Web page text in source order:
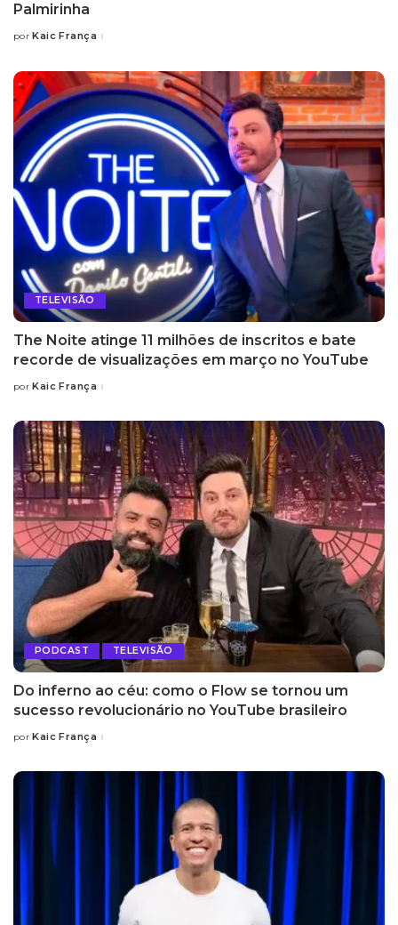
Palmirinha
Posted
por Kaic França
TELEVISÃO
The Noite atinge 11 milhões de inscritos e bate
recorde de visualizações em março no YouTube
Posted
por Kaic França
PODCAST TELEVISÃO
Do inferno ao céu: como o Flow se tornou um
sucesso revolucionário no YouTube brasileiro
Posted
por Kaic França